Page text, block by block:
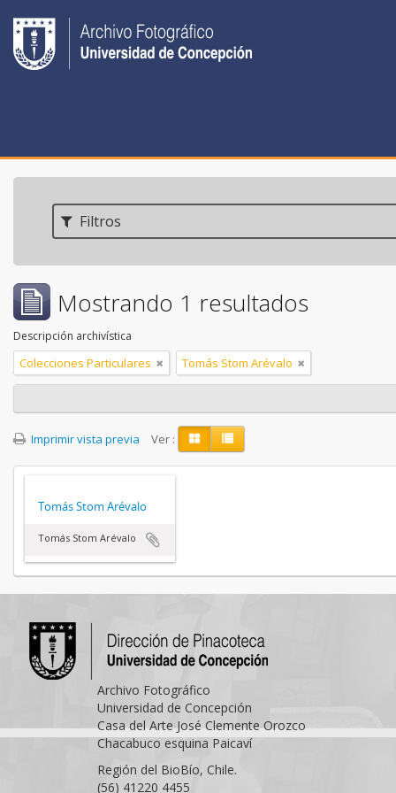
Filtros
Mostrando 1 resultados
Descripción archivística
Colecciones Particulares Tomás Stom Arévalo
Imprimir vista previa Ver :
Tomás Stom Arévalo
Tomás Stom Arévalo
Archivo Fotográfico
Universidad de Concepción
Casa del Arte José Clemente Orozco
Chacabuco esquina Paicaví
Región del BioBío, Chile.
(56) 41220 4455